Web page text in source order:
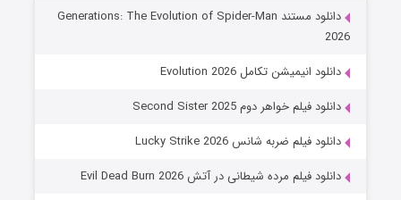
جادوگری در مغولستان
دانلود مستند Generations: The Evolution of Spider-Man
2026
دانلود انیمیشن تکامل Evolution 2026
دانلود فیلم خواهر دوم Second Sister 2025
دانلود فیلم ضربه شانس Lucky Strike 2026
دانلود فیلم مرده شیطانی در آتش Evil Dead Burn 2026